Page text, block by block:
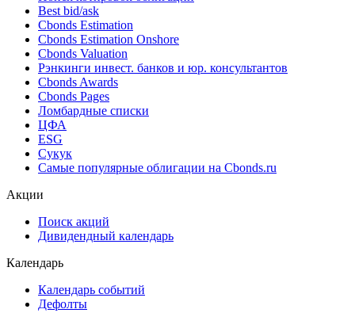
Поиск облигаций & Карты рынка
Поиск облигаций (ИИ)
Ближайшие размещения (Россия)
Поиск котировок облигаций
Best bid/ask
Cbonds Estimation
Cbonds Estimation Onshore
Cbonds Valuation
Рэнкинги инвест. банков и юр. консультантов
Cbonds Awards
Cbonds Pages
Ломбардные списки
ESG
Самые популярные облигации на Cbonds.ru
Дивидендный календарь